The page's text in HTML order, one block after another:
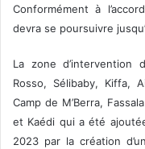
Conformément à
devra se poursuivre
La zone d’intervention
Rosso, Sélibaby, Kiffa,
Camp de M’Berra,
et Kaédi qui a été
2023 par la création